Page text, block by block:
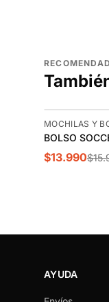
-13%
MOCHILAS Y
BOLSO
$13.990
AYUDA